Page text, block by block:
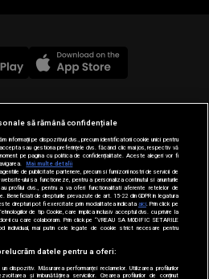
INTERNATIONAL SA, Toate
rezervate.
să rămână confidențiale
informații pe dispozitivul dvs., precum identificatorii cookie unici pentru
sau gestiona preferințele dvs. făcând clic mai jos, respectiv vă
pe pagina cu politica de confidențialitate. Aceste alegeri vor fi
Mai multe detalii
de publicitate partenere, precum si furnizorii nostri de servicii de
ului sa functioneze, pentru a personaliza continutul si anunturile
profilul dvs., pentru a va oferi functionalitati aferente retelelor de
Beneficiati de drepturile prevazute de art. 15-22 din GDPR in legatura
drepturi pot fi exercitate prin modalitatea indicataaici . Prin click pe
de tip Cookie, care implica inclusiv acceptul dvs. cu privire la
ii cu care colaboram. Prin click pe “VREAU SA MODIFIC SETARILE
individual, mai putin cele legate de cookie strict necesare pentru
datele pentru a oferi:
dispozitiv. Măsurarea performanței reclamelor. Utilizarea profilurilor
și îmbunătățirea serviciilor. Crearea profilurilor de conținut